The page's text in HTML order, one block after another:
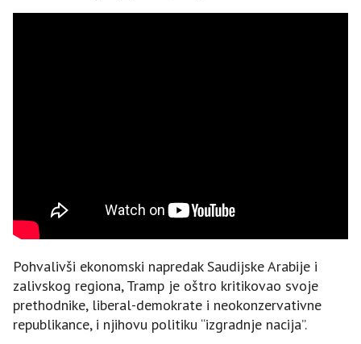
Pohvalivši ekonomski napredak Saudijske Arabije i
zalivskog regiona, Tramp je oštro kritikovao svoje
prethodnike, liberal-demokrate i neokonzervativne
republikance, i njihovu politiku “izgradnje nacija”.